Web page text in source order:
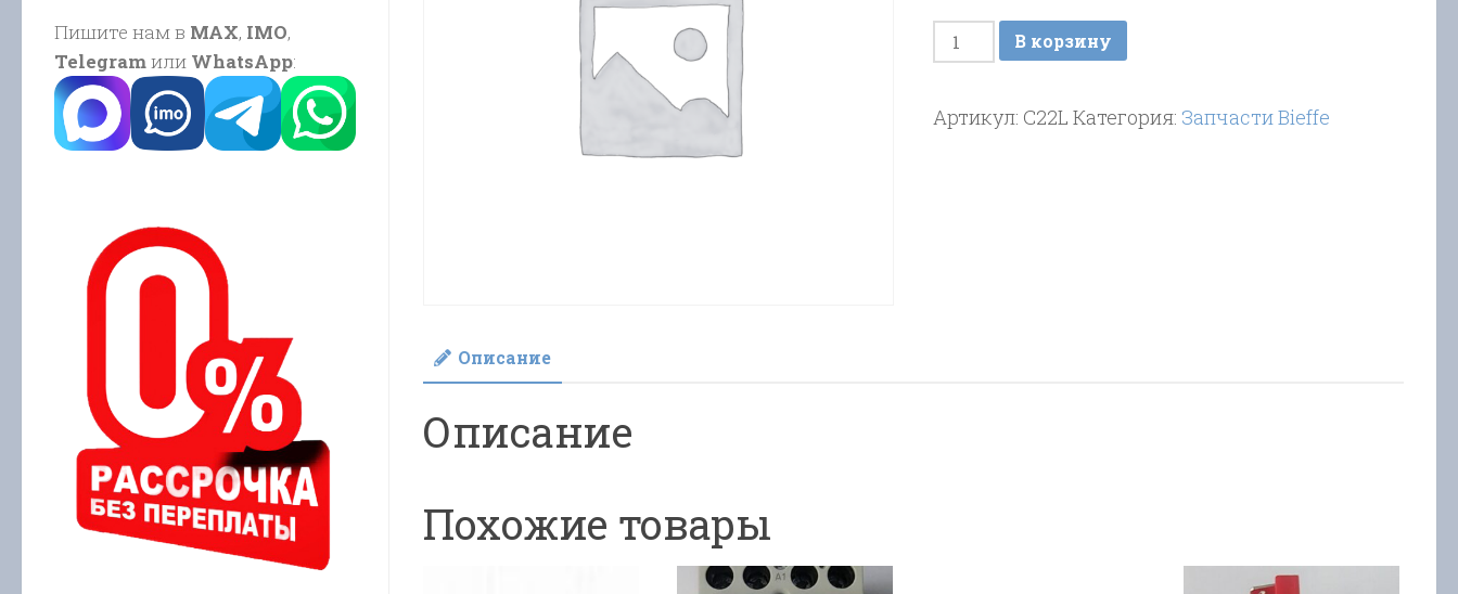
Количество
товара
давления
В корзину
Артикул: C22L Категория: Запчасти Bieffe
Описание
Описание
Похожие товары
Пишите нам в MAX, IMO,
Telegramили WhatsApp: